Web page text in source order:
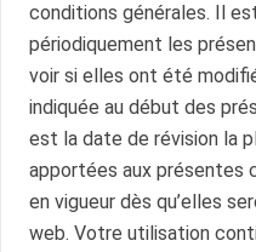
conditions générales. Il
périodiquement les
voir si elles ont été
indiquée au début des
est la date de révision la
apportées aux présentes
en vigueur dès qu’elles
web. Votre utilisation